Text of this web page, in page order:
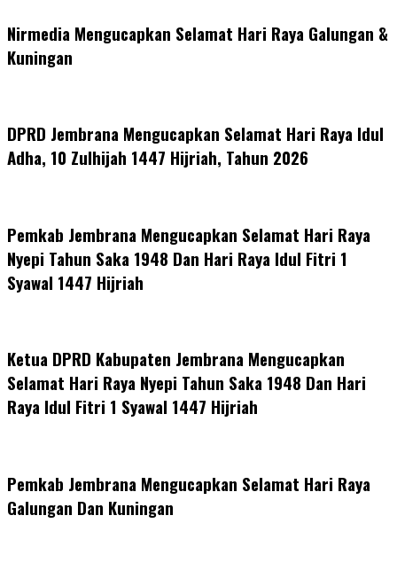
Nirmedia Mengucapkan Selamat Hari Raya Galungan &
Kuningan
DPRD Jembrana Mengucapkan Selamat Hari Raya Idul
Adha, 10 Zulhijah 1447 Hijriah, Tahun 2026
Pemkab Jembrana Mengucapkan Selamat Hari Raya
Nyepi Tahun Saka 1948 Dan Hari Raya Idul Fitri 1
Syawal 1447 Hijriah
Ketua DPRD Kabupaten Jembrana Mengucapkan
Selamat Hari Raya Nyepi Tahun Saka 1948 Dan Hari
Raya Idul Fitri 1 Syawal 1447 Hijriah
Pemkab Jembrana Mengucapkan Selamat Hari Raya
Galungan Dan Kuningan